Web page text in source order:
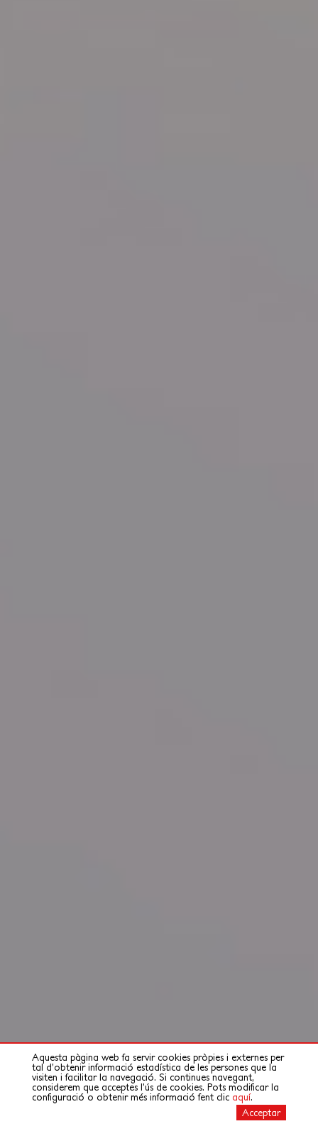
saretik@saretik.eu
943 33 60 13
Aquesta pàgina web fa servir cookies pròpies i externes per
tal d’obtenir informació estadística de les persones que la
visiten i facilitar la navegació. Si continues navegant,
considerem que acceptes l’ús de cookies. Pots modificar la
configuració o obtenir més informació fent clic aquí.